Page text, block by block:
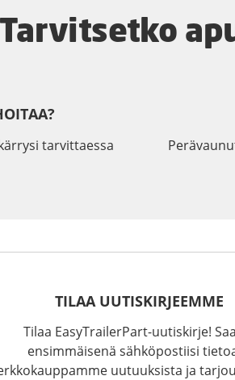
Tarvitsetko
tarvittaessa
TILAA UUTISKIRJEEMME
Tilaa EasyTrailerPart-uutiskirje!
ensimmäisenä sähköpostiisi
uutuuksista ja